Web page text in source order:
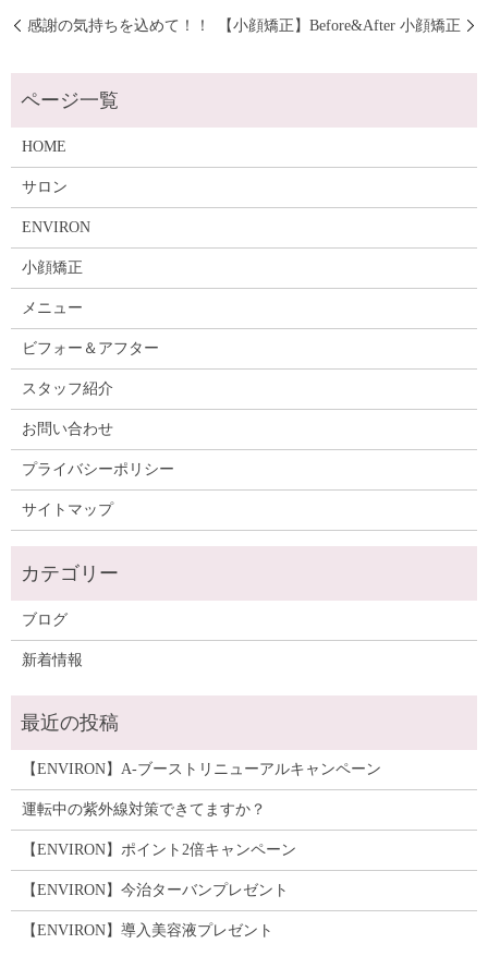
感謝の気持ちを込めて！！ 【小顔矯正】Before&After 小顔矯正
HOME
サロン
ENVIRON
小顔矯正
メニュー
ビフォー＆アフター
スタッフ紹介
お問い合わせ
プライバシーポリシー
サイトマップ
ブログ
新着情報
【ENVIRON】A-ブーストリニューアルキャンペーン
運転中の紫外線対策できてますか？
【ENVIRON】ポイント2倍キャンペーン
【ENVIRON】今治ターバンプレゼント
【ENVIRON】導入美容液プレゼント